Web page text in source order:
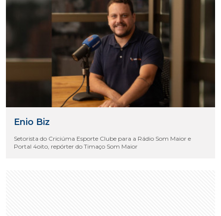
Enio Biz
Setorista do Criciúma Esporte Clube para a Rádio Som Maior e
Portal 4oito, repórter do Timaço Som Maior